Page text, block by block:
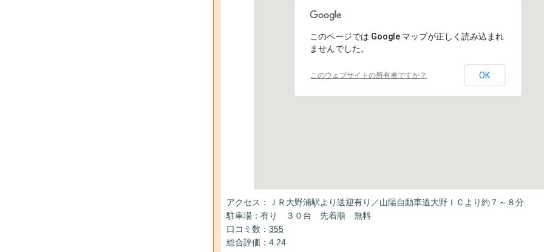
このページでは Google マップが正しく読み込まれ
ませんでした。
このウェブサイトの所有者ですか？ OK
アクセス：ＪＲ大野浦駅より送迎有り／山陽自動車道大野ＩＣより約７～８分
駐車場：有り ３０台 先着順 無料
口コミ数： 355
総合評価：4.24